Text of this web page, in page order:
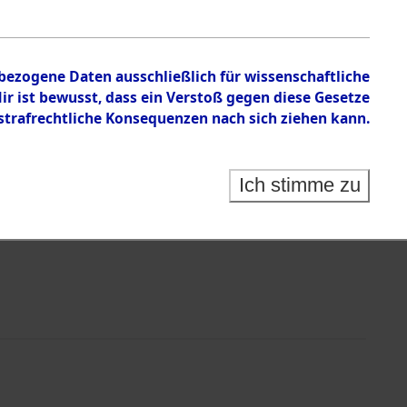
Daten ausschließlich für wissenschaftliche
bewusst, dass ein Verstoß gegen diese Gesetze
Konsequenzen nach sich ziehen kann.
Ich stimme zu